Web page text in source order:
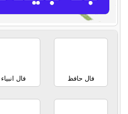
فال حافظ فال انبیاء